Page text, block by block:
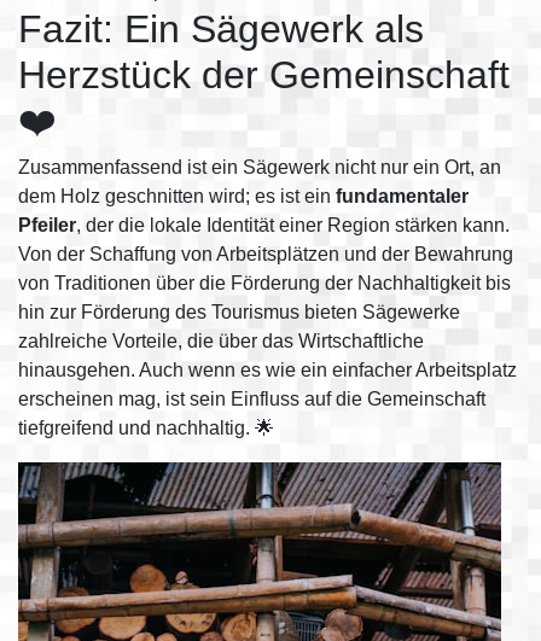
Fazit: Ein Sägewerk als
Herzstück der Gemeinschaft
❤️
Zusammenfassend ist ein Sägewerk nicht nur ein Ort, an
dem Holz geschnitten wird; es ist ein fundamentaler
Pfeiler, der die lokale Identität einer Region stärken kann.
Von der Schaffung von Arbeitsplätzen und der Bewahrung
von Traditionen über die Förderung der Nachhaltigkeit bis
hin zur Förderung des Tourismus bieten Sägewerke
zahlreiche Vorteile, die über das Wirtschaftliche
hinausgehen. Auch wenn es wie ein einfacher Arbeitsplatz
erscheinen mag, ist sein Einfluss auf die Gemeinschaft
tiefgreifend und nachhaltig. 🌟